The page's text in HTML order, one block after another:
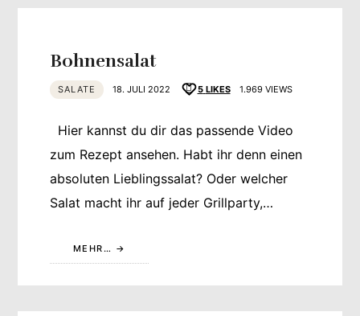
Bohnensalat
SALATE 18. JULI 2022 5 LIKES 1.969 VIEWS
Hier kannst du dir das passende Video
zum Rezept ansehen. Habt ihr denn einen
absoluten Lieblingssalat? Oder welcher
Salat macht ihr auf jeder Grillparty,…
MEHR…